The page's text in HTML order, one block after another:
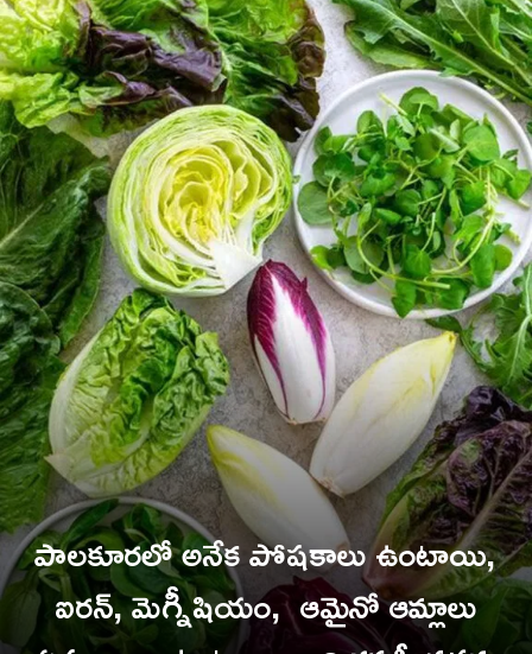
పాలకూరలో అనేక పోషకాలు ఉంటాయి,
ఐరన్, మెగ్నీషియం, ఆమైనో ఆమ్లాలు